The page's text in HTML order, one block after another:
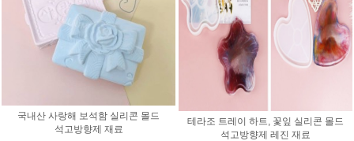
국내산 사랑해 보석함 실리콘 몰드
석고방향제 재료
테라조 트레이 하트, 꽃잎 실리콘 몰드
석고방향제 레진 재료